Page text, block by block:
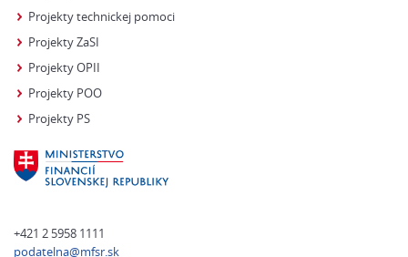
Projekty technickej pomoci
Projekty ZaSI
Projekty OPII
Projekty POO
Projekty PS
+421 2 5958 1111
podatelna@mfsr.sk